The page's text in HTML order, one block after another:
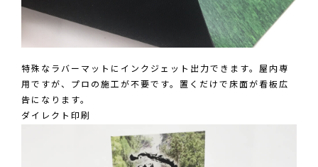
特殊なラバーマットにインクジェット出力できます。屋内専
用ですが、プロの施工が不要です。置くだけで床面が看板広
告になります。
ダイレクト印刷